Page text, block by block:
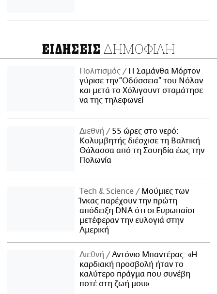
ΕΙΔΗΣΕΙΣ ΔΗΜΟΦΙΛΗ
Πολιτισμός
Η Σαμάνθα Μόρτον
γύρισε την “Οδύσσεια” του Νόλαν
και μετά το Χόλιγουντ σταμάτησε
να της τηλεφωνεί
Διεθνή
55 ώρες στο νερό:
Κολυμβητής διέσχισε τη Βαλτική
Θάλασσα από τη Σουηδία έως την
Πολωνία
Τech & Science
Μούμιες των
Ίνκας παρέχουν την πρώτη
απόδειξη DNA ότι οι Ευρωπαίοι
μετέφεραν την ευλογιά στην
Αμερική
Διεθνή
Αντόνιο Μπαντέρας: «Η
καρδιακή προσβολή ήταν το
καλύτερο πράγμα που συνέβη
ποτέ στη ζωή μου»